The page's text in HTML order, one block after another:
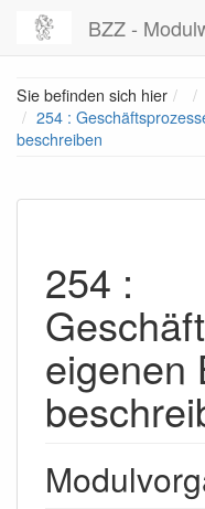
BZZ -
Sie befinden sich hier
254 :
beschreiben
254 :
eigenen